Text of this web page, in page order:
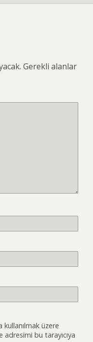
Gerekli alanlar
kullanılmak üzere
bu tarayıcıya